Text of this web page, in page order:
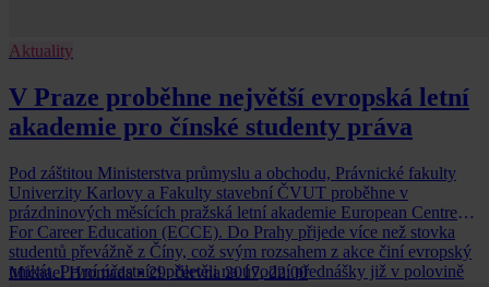
Aktuality
V Praze proběhne největší evropská letní
akademie pro čínské studenty práva
Pod záštitou Ministerstva průmyslu a obchodu, Právnické fakulty
Univerzity Karlovy a Fakulty stavební ČVUT proběhne v
prázdninových měsících pražská letní akademie European Centre
For Career Education (ECCE). Do Prahy přijede více než stovka
studentů převážně z Číny, což svým rozsahem z akce činí evropský
unikát. První účastníci přiletěli na úvodní přednášky již v polovině
Michael Hromada • 29. června 2017, 22:00